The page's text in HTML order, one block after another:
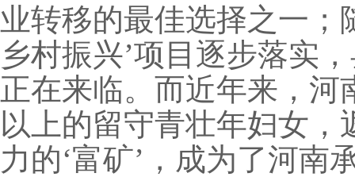
业转移的最佳选择之一；
乡村振兴’项目逐步落实
正在来临。而近年来，河
以上的留守青壮年妇女
力的‘富矿’，成为了河南